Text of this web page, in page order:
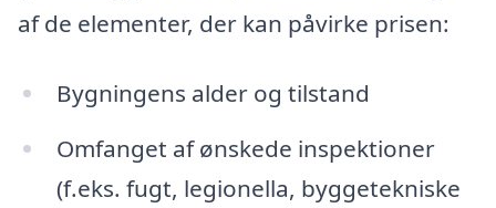
af de elementer, der kan påvirke prisen:
Bygningens alder og tilstand
Omfanget af ønskede inspektioner
(f.eks. fugt, legionella, byggetekniske